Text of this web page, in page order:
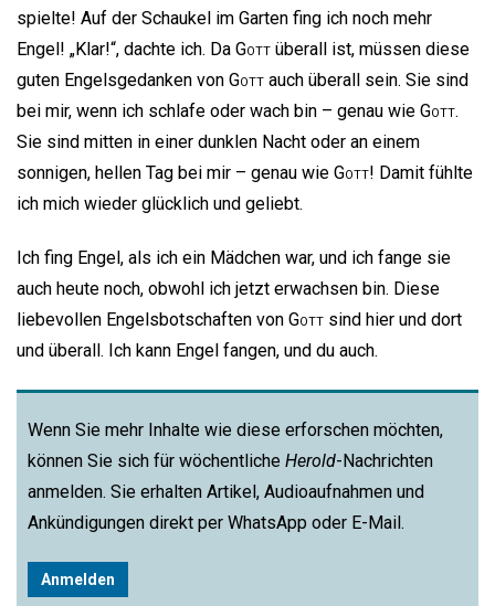
spielte! Auf der Schaukel im Garten fing ich noch mehr
Engel! „Klar!“, dachte ich. Da Gott überall ist, müssen diese
guten Engelsgedanken von Gott auch überall sein. Sie sind
bei mir, wenn ich schlafe oder wach bin – genau wie Gott.
Sie sind mitten in einer dunklen Nacht oder an einem
sonnigen, hellen Tag bei mir – genau wie Gott! Damit fühlte
ich mich wieder glücklich und geliebt.
Ich fing Engel, als ich ein Mädchen war, und ich fange sie
auch heute noch, obwohl ich jetzt erwachsen bin. Diese
liebevollen Engelsbotschaften von Gott sind hier und dort
und überall. Ich kann Engel fangen, und du auch.
Wenn Sie mehr Inhalte wie diese erforschen möchten,
können Sie sich für wöchentliche Herold-Nachrichten
anmelden. Sie erhalten Artikel, Audioaufnahmen und
Ankündigungen direkt per WhatsApp oder E-Mail.
Anmelden